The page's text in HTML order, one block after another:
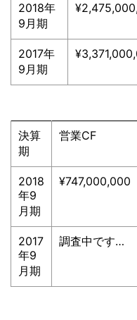
2018年
9月期
2017年
9月期
決算
期
営業CF
2018
年9
月期
¥747,000,000
2017
年9
月期
調査中です…